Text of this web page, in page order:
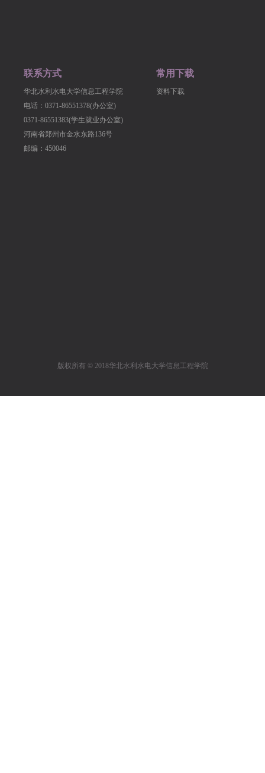
联系方式
华北水利水电大学信息工程学院
电话：0371-86551378(办公室)
0371-86551383(学生就业办公室)
河南省郑州市金水东路136号
邮编：450046
常用下载
资料下载
版权所有 © 2018华北水利水电大学信息工程学院